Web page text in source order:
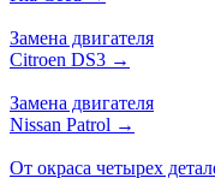
Замена двигателя
Citroen DS3 →
Замена двигателя
Nissan Patrol →
От окраса четырех